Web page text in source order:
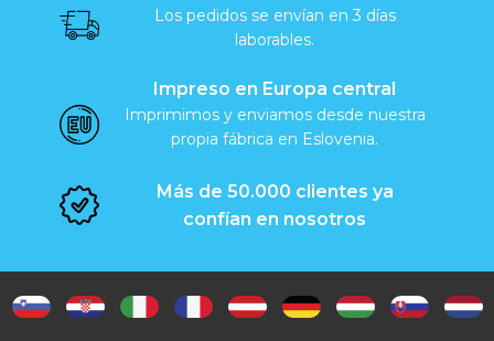
Los pedidos se envían en 3 días
laborables.
Impreso en Europa central
Imprimimos y enviamos desde nuestra
propia fábrica en Eslovenia.
Más de 50.000 clientes ya
confían en nosotros